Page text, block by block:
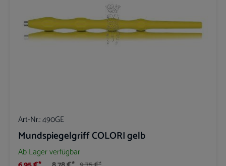
Art-Nr.:490GE
Mundspiegelgriff COLORI gelb
Ab Lager verfügbar